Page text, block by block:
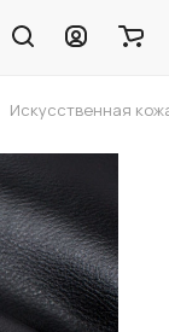
Искусственная